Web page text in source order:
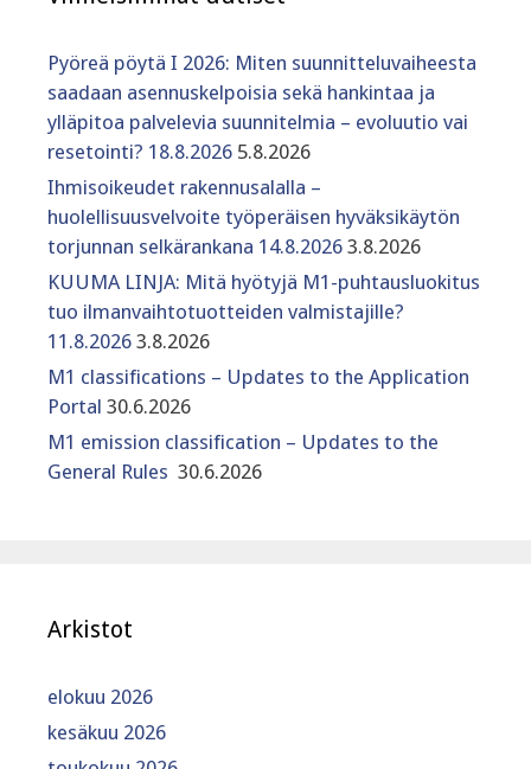
Pyöreä pöytä I 2026: Miten suunnitteluvaiheesta
saadaan asennuskelpoisia sekä hankintaa ja
ylläpitoa palvelevia suunnitelmia – evoluutio vai
resetointi? 18.8.2026 5.8.2026
Ihmisoikeudet rakennusalalla –
huolellisuusvelvoite työperäisen hyväksikäytön
torjunnan selkärankana 14.8.2026 3.8.2026
KUUMA LINJA: Mitä hyötyjä M1-puhtausluokitus
tuo ilmanvaihtotuotteiden valmistajille?
11.8.2026 3.8.2026
M1 classifications – Updates to the Application
Portal 30.6.2026
M1 emission classification – Updates to the
General Rules 30.6.2026
Arkistot
elokuu 2026
kesäkuu 2026